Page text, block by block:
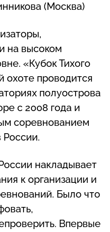
(Москва)
на высоком
«Кубок Тихого
охоте проводится
полуострова
с 2008 года и
соревнованием
России.
накладывает
к организации и
Было что
Впервые